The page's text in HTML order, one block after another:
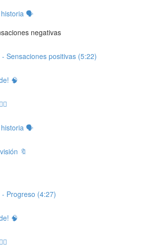
historia 🗣️
negativas
Sensaciones positivas (5:22)
🧠
historia 🗣️
🔖
Progreso (4:27)
🧠